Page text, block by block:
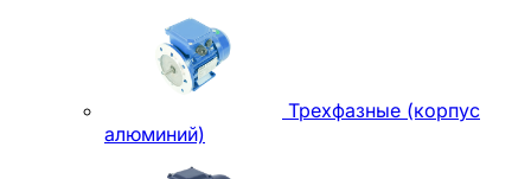
Трехфазные (корпус
алюминий)